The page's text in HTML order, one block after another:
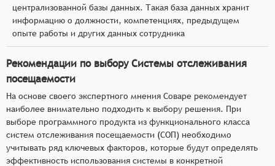
централизованной базы данных. Такая база данных хранит
информацию о должности, компетенциях, предыдущем
опыте работы и других данных сотрудника
Рекомендации по выбору Системы отслеживания
посещаемости
На основе своего экспертного мнения Соваре рекомендует
наиболее внимательно подходить к выбору решения. При
выборе программного продукта из функционального класса
систем отслеживания посещаемости (СОП) необходимо
учитывать ряд ключевых факторов, которые будут определять
эффективность использования системы в конкретной